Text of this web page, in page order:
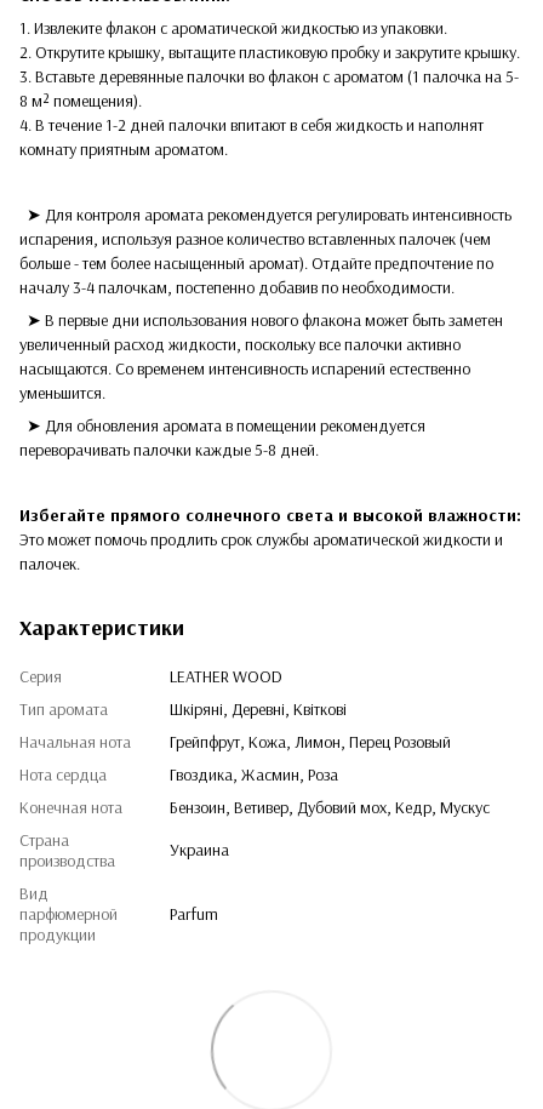
1. Извлеките флакон с ароматической жидкостью из упаковки.
2. Открутите крышку, вытащите пластиковую пробку и закрутите крышку.
3. Вставьте деревянные палочки во флакон с ароматом (1 палочка на 5-
8 м² помещения).
4. В течение 1-2 дней палочки впитают в себя жидкость и наполнят
комнату приятным ароматом.
➤ Для контроля аромата рекомендуется регулировать интенсивность
испарения, используя разное количество вставленных палочек (чем
больше - тем более насыщенный аромат). Отдайте предпочтение по
началу 3-4 палочкам, постепенно добавив по необходимости.
➤ В первые дни использования нового флакона может быть заметен
увеличенный расход жидкости, поскольку все палочки активно
насыщаются. Со временем интенсивность испарений естественно
уменьшится.
➤ Для обновления аромата в помещении рекомендуется
переворачивать палочки каждые 5-8 дней.
Избегайте прямого солнечного света и высокой влажности:
Это может помочь продлить срок службы ароматической жидкости и
палочек.
Характеристики
Серия
LEATHER WOOD
Тип аромата
Шкіряні, Деревні, Квіткові
Начальная нота
Грейпфрут, Кожа, Лимон, Перец Розовый
Нота сердца
Гвоздика, Жасмин, Роза
Конечная нота
Бензоин, Ветивер, Дубовий мох, Кедр, Мускус
Страна
производства
Украина
Вид
парфюмерной
продукции
Parfum